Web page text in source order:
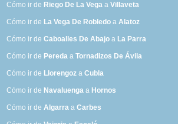
Cómo ir de Riego De La Vega aVillaveta
Cómo ir de La Vega De Robledo aAlatoz
Cómo ir deCaboalles De Abajo a La Parra
Cómo ir de Pereda aTornadizos De Ávila
Cómo ir de Llorengoz aCubla
Cómo ir de Navaluenga a Hornos
Cómo ir deAlgarra aCarbes